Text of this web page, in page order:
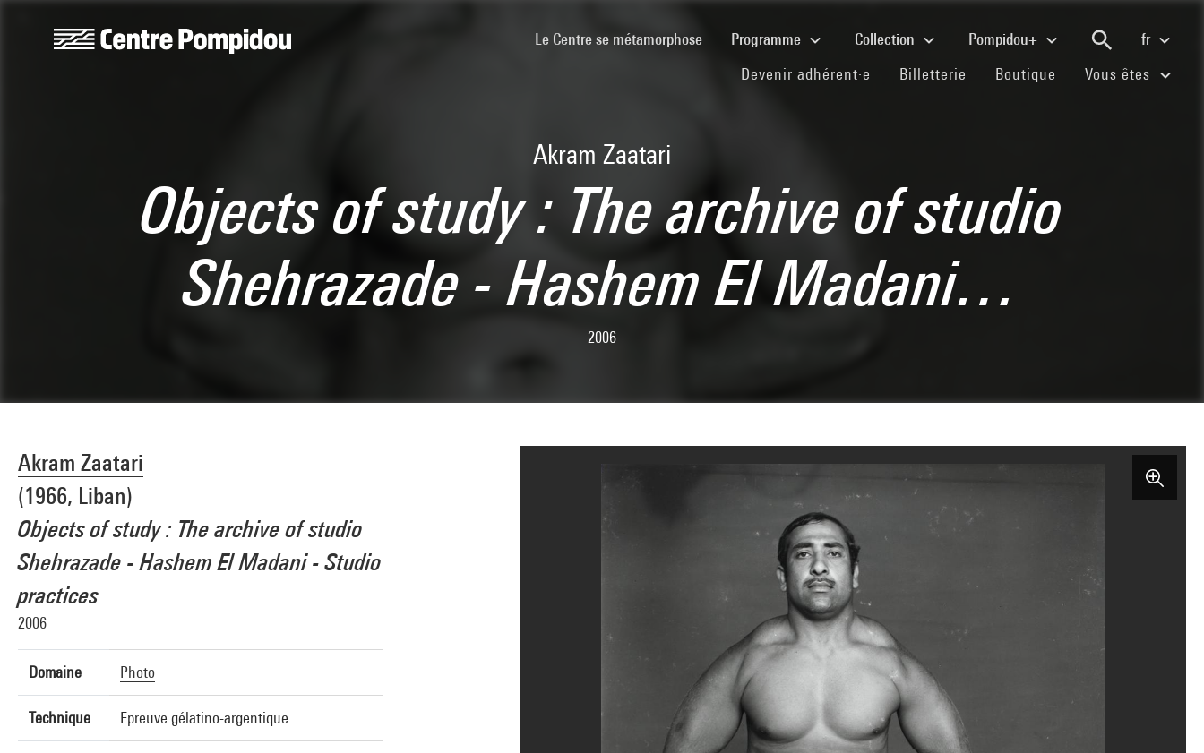
Le Centre se métamorphose(current)Programme Collection Pompidou+
fr
Devenir adhérent·e (current)
Billetterie (current)
Boutique (current)
Vous êtes
Akram Zaatari
Objects of study : The archive of studio
Shehrazade - Hashem El Madani…
2006
Akram Zaatari
(1966, Liban)
Objects of study : The archive of studio
Shehrazade - Hashem El Madani - Studio
practices
2006
Domaine Photo
Technique Epreuve gélatino-argentique